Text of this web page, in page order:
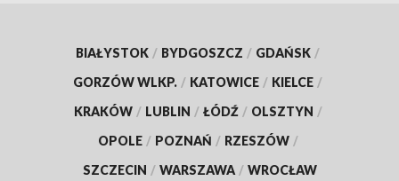
BIAŁYSTOK / BYDGOSZCZ / GDAŃSK /
GORZÓW WLKP. / KATOWICE / KIELCE /
KRAKÓW / LUBLIN / ŁÓDŹ / OLSZTYN /
OPOLE / POZNAŃ / RZESZÓW /
SZCZECIN / WARSZAWA / WROCŁAW